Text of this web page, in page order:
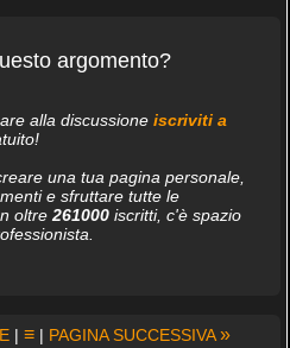
argomento?
alla discussione iscriviti a
una tua pagina personale,
e sfruttare tutte le
oltre 261000iscritti, c'è spazio
| ≡| PAGINA SUCCESSIVA»